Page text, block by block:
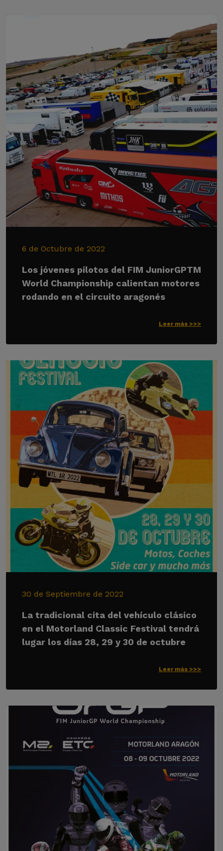
6 de Octubre de 2022
Los jóvenes pilotos del FIM JuniorGPTM
World Championship calientan motores
rodando en el circuito aragonés
Leer más >>>
30 de Septiembre de 2022
La tradicional cita del vehículo clásico
en el Motorland Classic Festival tendrá
lugar los días 28, 29 y 30 de octubre
Leer más >>>